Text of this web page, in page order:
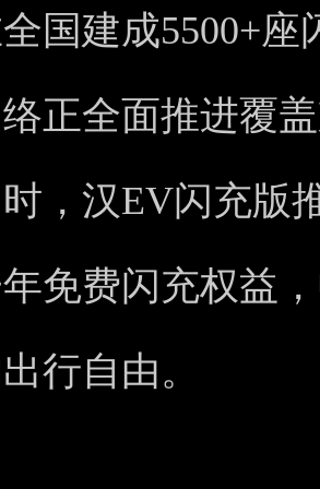
国建成5500+
正全面推进覆
，汉EV闪充版
免费闪充权益
行自由。